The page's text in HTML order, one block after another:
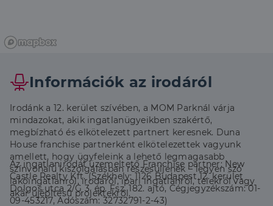
Információk az irodáról
Irodánk a 12. kerület szívében, a MOM Parknál várja
mindazokat, akik ingatlanügyeikben szakértő,
megbízható és elkötelezett partnert keresnek. Duna
House franchise partnerként elkötelezettek vagyunk
amellett, hogy ügyfeleink a lehető legmagasabb
színvonalú kiszolgálásban részesüljenek – legyen szó
lakóingatlanról, irodáról, ipari ingatlanról, telekről vagy
akár újépítésű projektekről.
Az ingatlanirodát üzemeltető Franchise partner: New
Castle Realty Kft. (Székhely: 1126 Budapest 12. kerület
Dolgos utca 2/G 3. ép. Fsz. 182. ajtó, Cégjegyzékszám: 01-
09-453217, Adószám: 32732791-2-43)